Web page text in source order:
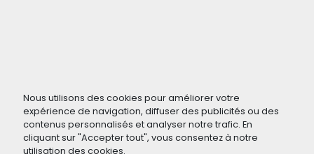
Nous utilisons des cookies pour améliorer votre
expérience de navigation, diffuser des publicités ou des
contenus personnalisés et analyser notre trafic. En
cliquant sur "Accepter tout", vous consentez à notre
utilisation des cookies.